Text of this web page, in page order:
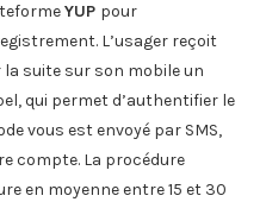
YUP pour
L’usager reçoit
la suite sur son mobile un
qui permet d’authentifier le
vous est envoyé par SMS,
compte. La procédure
en moyenne entre 15 et 30